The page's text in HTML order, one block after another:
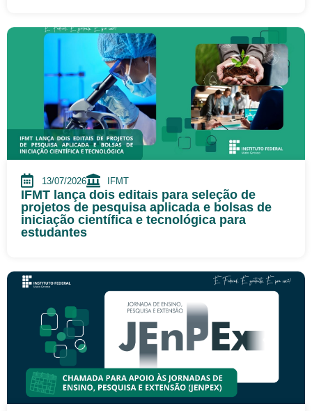
13/07/2026 IFMT
IFMT lança dois editais para seleção de
projetos de pesquisa aplicada e bolsas de
iniciação científica e tecnológica para
estudantes